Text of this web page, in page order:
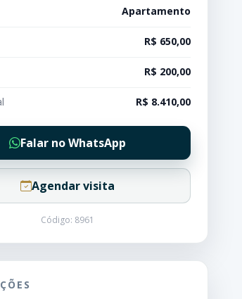
Apartamento
R$ 650,00
R$ 200,00
R$ 8.410,00
Falar no WhatsApp
Agendar visita
Código: 8961